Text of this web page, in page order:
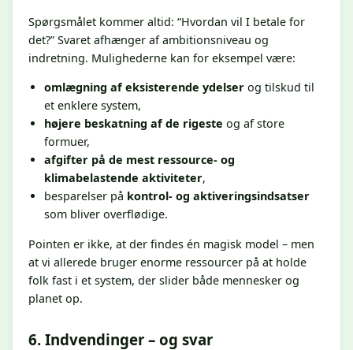
Spørgsmålet kommer altid: “Hvordan vil I betale for
det?” Svaret afhænger af ambitionsniveau og
indretning. Mulighederne kan for eksempel være:
omlægning af eksisterende ydelser og tilskud til
et enklere system,
højere beskatning af de rigeste og af store
formuer,
afgifter på de mest ressource- og
klimabelastende aktiviteter,
besparelser på kontrol- og aktiveringsindsatser
som bliver overflødige.
Pointen er ikke, at der findes én magisk model – men
at vi allerede bruger enorme ressourcer på at holde
folk fast i et system, der slider både mennesker og
planet op.
6. Indvendinger – og svar